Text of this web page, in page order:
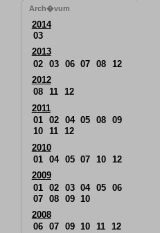
Arch�vum
2014
03
2013
02 03 06 07 08
12
2012
08 11
12
2011
01 02 04 05 08 09
10 11
12
2010
01 04 05 07 10 12
2009
01 02 03 04 05 06
07 08 09
10
2008
06 07 09 10 11 12